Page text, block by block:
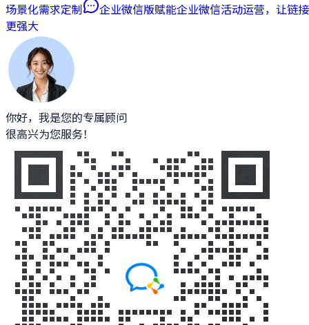
场景化需求定制
企业微信版赋能企业微信活动运营，让链接
更强大
你好，我是您的专属顾问
很高兴为您服务！